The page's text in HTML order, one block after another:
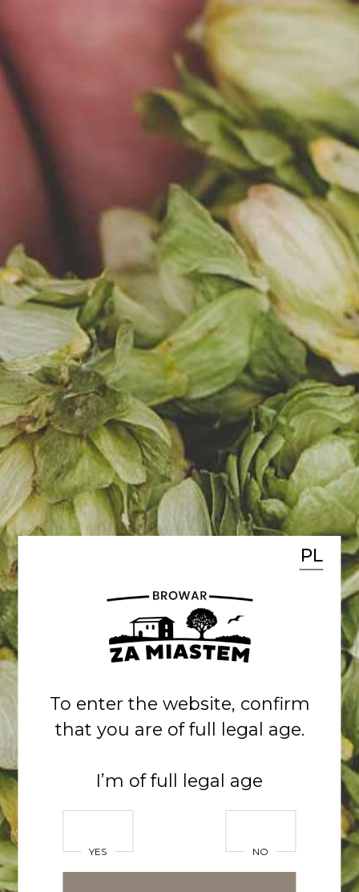
AKTUALNOŚCI
10.11.2020
CROWDFUNDING -
ZAKOŃCZYLIŚMY EMISJĘ AKCJI
Ponad 600 osób i 4,2 mln zł w
niecałe 2 miesiące (100% celu)!
DZIĘKUJEMY za zaufanie!
POWRÓT DO LISTY
Zobacz inne
wpisy
2025-06-03
To enter the website, confirm
that you are of full legal age.
I’m of full legal age
PL
YES NO